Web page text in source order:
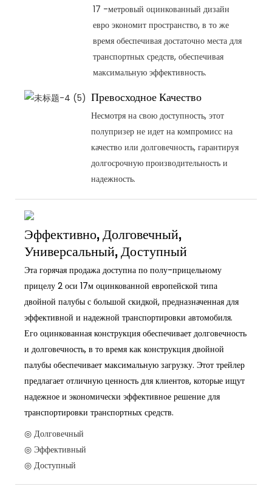
17 -метровый оцинкованный дизайн
евро экономит пространство, в то же
время обеспечивая достаточно места для
транспортных средств, обеспечивая
максимальную эффективность.
Превосходное Качество
Несмотря на свою доступность, этот
полупризер не идет на компромисс на
качество или долговечность, гарантируя
долгосрочную производительность и
надежность.
Эффективно, Долговечный,
Универсальный, Доступный
Эта горячая продажа доступна по полу-прицельному
прицелу 2 оси 17м оцинкованной европейской типа
двойной палубы с большой скидкой, предназначенная для
эффективной и надежной транспортировки автомобиля.
Его оцинкованная конструкция обеспечивает долговечность
и долговечность, в то время как конструкция двойной
палубы обеспечивает максимальную загрузку. Этот трейлер
предлагает отличную ценность для клиентов, которые ищут
надежное и экономически эффективное решение для
транспортировки транспортных средств.
◎ Долговечный
◎ Эффективный
◎ Доступный